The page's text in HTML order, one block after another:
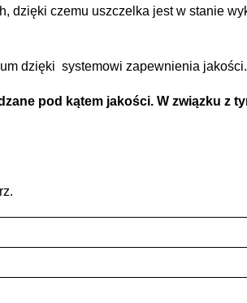
dzięki czemu uszczelka jest w stanie
dzięki systemowi zapewnienia jakości.
pod kątem jakości. W związku z